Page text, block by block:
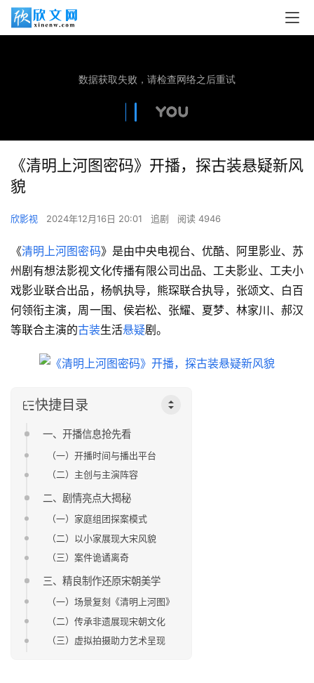
《清明上河图密码》开播，探古装悬疑新风
貌
欣影视 2024年12月16日 20:01 追剧 阅读 4946
《清明上河图密码》是由中央电视台、优酷、阿里影业、苏
州剧有想法影视文化传播有限公司出品、工夫影业、工夫小
戏影业联合出品，杨帆执导，熊琛联合执导，张颂文、白百
何领衔主演，周一围、侯岩松、张耀、夏梦、林家川、郝汉
等联合主演的古装生活悬疑剧。
快捷目录
一、开播信息抢先看
（一）开播时间与播出平台
（二）主创与主演阵容
二、剧情亮点大揭秘
（一）家庭组团探案模式
（二）以小家展现大宋风貌
（三）案件诡谲离奇
三、精良制作还原宋朝美学
（一）场景复刻《清明上河图》
（二）传承非遗展现宋朝文化
（三）虚拟拍摄助力艺术呈现